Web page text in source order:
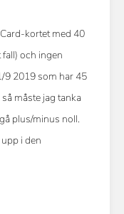
kortet med 40
och ingen
9 2019 som har 45
måste jag tanka
plus/minus noll.
i den